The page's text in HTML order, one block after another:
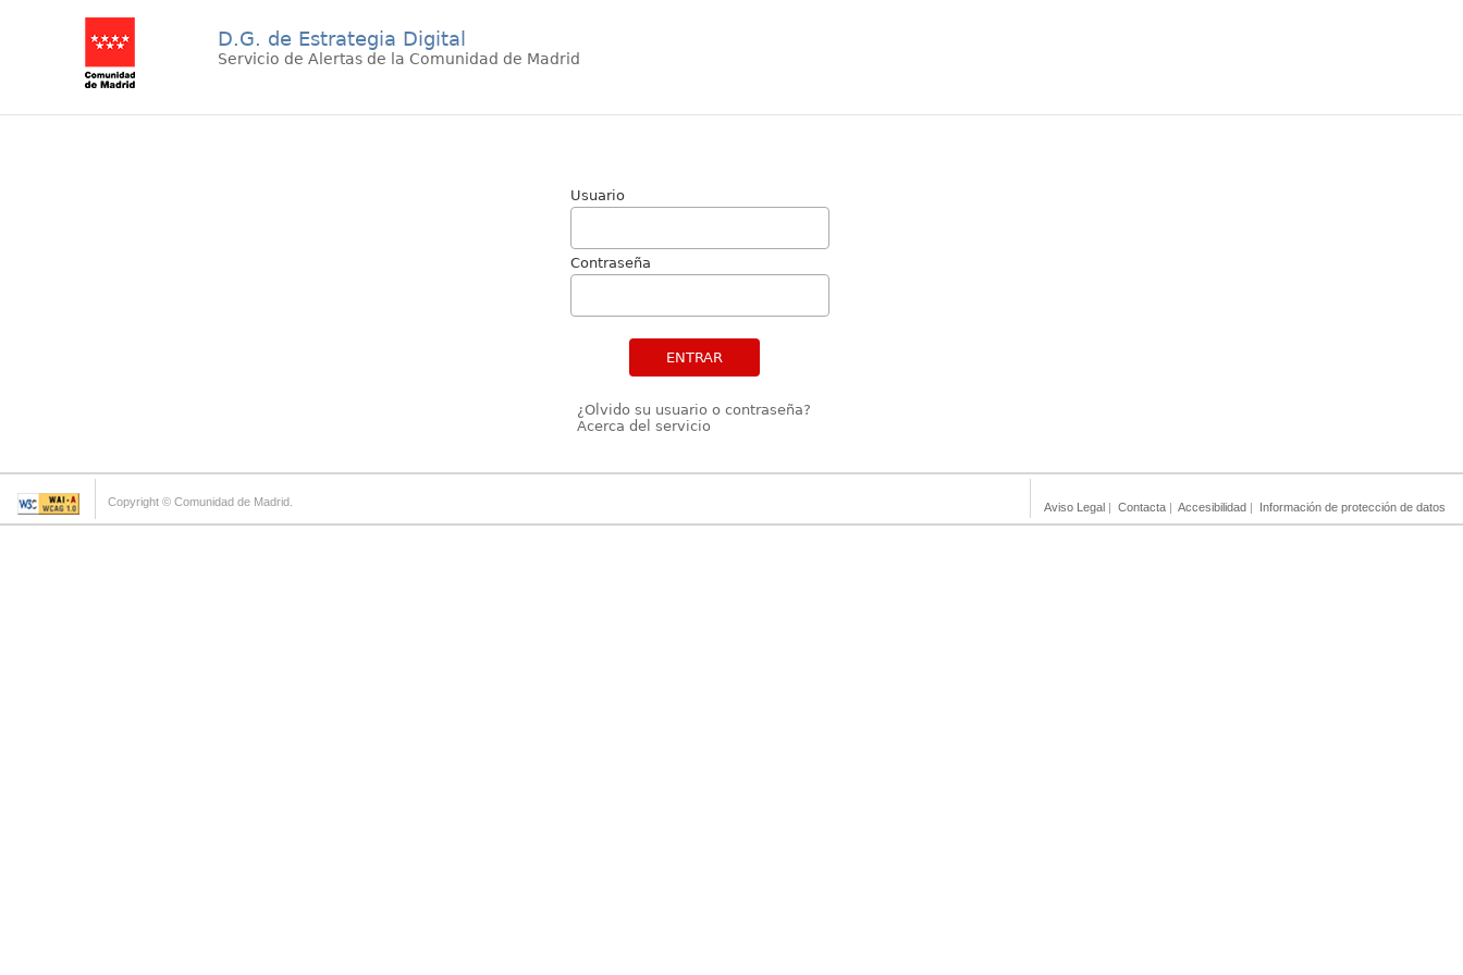
D.G. de Estrategia Digital
Servicio de Alertas de la Comunidad de Madrid
Usuario
Contraseña
ENTRAR
¿Olvido su usuario o contraseña?
Acerca del servicio
Copyright © Comunidad de Madrid. Aviso Legal | Contacta | Accesibilidad | Información de protección de datos